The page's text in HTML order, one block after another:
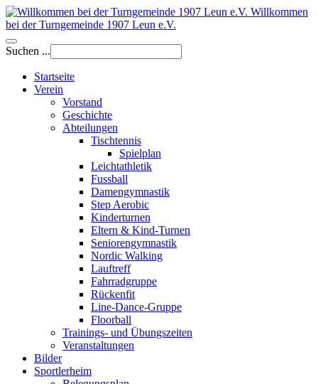
Willkommen
bei der Turngemeinde 1907 Leun e.V.
Suchen ...
Startseite
Verein
Vorstand
Geschichte
Abteilungen
Tischtennis
Spielplan
Leichtathletik
Fussball
Damengymnastik
Step Aerobic
Kinderturnen
Eltern & Kind-Turnen
Seniorengymnastik
Nordic Walking
Lauftreff
Fahrradgruppe
Rückenfit
Line-Dance-Gruppe
Floorball
Trainings- und Übungszeiten
Veranstaltungen
Bilder
Sportlerheim